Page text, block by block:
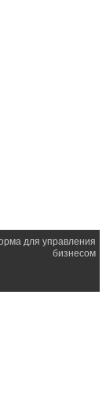
для управления
бизнесом